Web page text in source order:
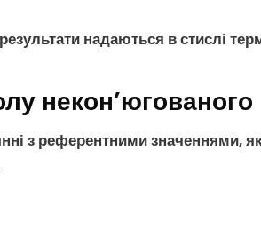
надаються в стислі
некон’югованого
з референтними значеннями,